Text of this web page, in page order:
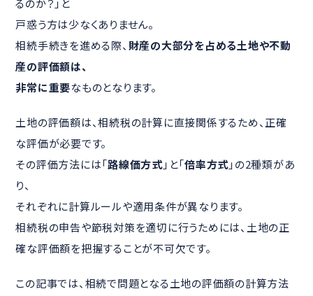
るのか？」と
戸惑う方は少なくありません。
相続手続きを進める際、 財産の大部分を占める土地や不動
産の評価額は、
非常に重要なものとなります。
土地の評価額は、相続税の計算に直接関係するため、正確
な評価が必要です。
その評価方法には「路線価方式」と「倍率方式」の2種類があ
り、
それぞれに計算ルールや適用条件が異なります。
相続税の申告や節税対策を適切に行うためには、土地の正
確な評価額を把握することが不可欠です。
この記事では、相続で問題となる土地の評価額の計算方法